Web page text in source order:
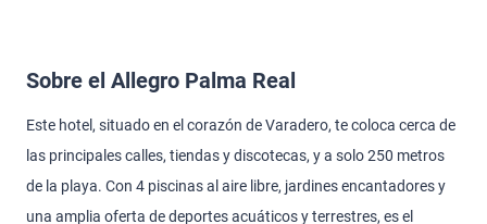
Sobre el Allegro Palma Real
Este hotel, situado en el corazón de Varadero, te coloca cerca de
las principales calles, tiendas y discotecas, y a solo 250 metros
de la playa. Con 4 piscinas al aire libre, jardines encantadores y
una amplia oferta de deportes acuáticos y terrestres, es el